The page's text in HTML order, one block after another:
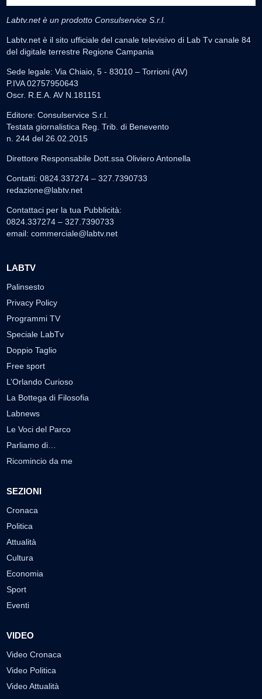
Labtv.net è un prodotto Consulservice S.r.l.
Labtv.net è il sito ufficiale del canale televisivo di Lab Tv canale 84
del digitale terrestre Regione Campania
Sede legale: Via Chiaio, 5 - 83010 – Torrioni (AV)
P.IVA 02757950643
Oscr. R.E.A. AV N.181151
Editore: Consulservice S.r.l.
Testata giornalistica Reg. Trib. di Benevento
n. 244 del 26.02.2015
Direttore Responsabile Dott.ssa Oliviero Antonella
Contatti: 0824.337274 – 327.7390733
redazione@labtv.net
Contattaci per la tua Pubblicità:
0824.337274 – 327.7390733
email: commerciale@labtv.net
LABTV
Palinsesto
Privacy Policy
Programmi TV
Speciale LabTv
Doppio Taglio
Free sport
L’Orlando Curioso
La Bottega di Filosofia
Labnews
Le Voci del Parco
Parliamo di…
Ricomincio da me
SEZIONI
Cronaca
Politica
Attualità
Cultura
Economia
Sport
Eventi
VIDEO
Video Cronaca
Video Politica
Video Attualità